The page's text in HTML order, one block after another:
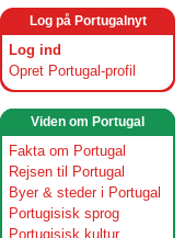
Log på Portugalnyt
Log ind
Opret Portugal-profil
Viden om Portugal
Fakta om Portugal
Rejsen til Portugal
Byer & steder i Portugal
Portugisisk sprog
Portugisisk kultur